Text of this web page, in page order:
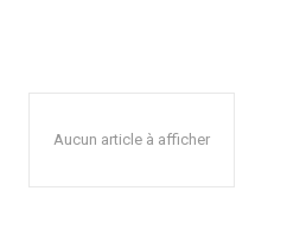
Aucun article à afficher